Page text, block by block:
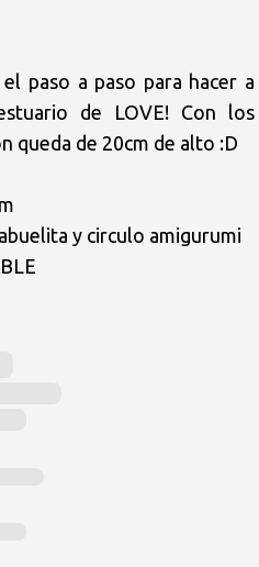
paso a paso para hacer a
de LOVE! Con los
queda de 20cm de alto :D
y circulo amigurumi